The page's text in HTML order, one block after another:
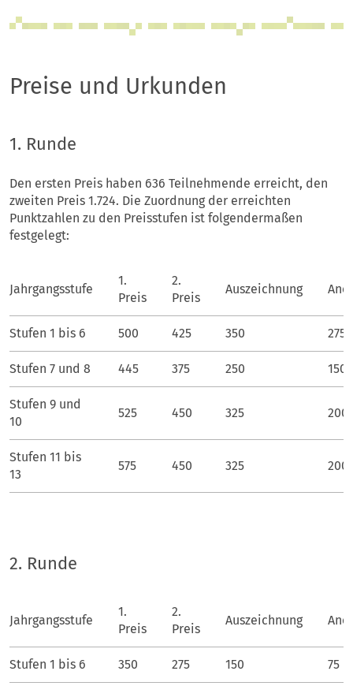
Preise und Urkunden
1. Runde
Den ersten Preis haben 636 Teilnehmende erreicht, den
zweiten Preis 1.724. Die Zuordnung der erreichten
Punktzahlen zu den Preisstufen ist folgendermaßen
festgelegt:
Jahrgangsstufe
1.
Preis
2.
Preis
Auszeichnung
Stufen 1 bis 6 500 425 350 275
Stufen 7 und 8 445 375 250 150
Stufen 9 und
10
525 450 325 200
Stufen 11 bis
13
575 450 325 200
2. Runde
Jahrgangsstufe
1.
Preis
2.
Preis
Auszeichnung
Stufen 1 bis 6 350 275 150 75